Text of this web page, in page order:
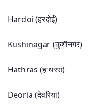
Hardoi (हरदोई)
Kushinagar (कुशीनगर)
Hathras (हाथरस)
Deoria (देवरिया)